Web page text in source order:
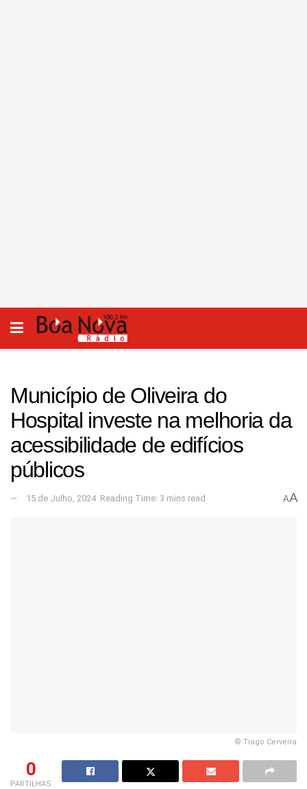
Município de Oliveira do
Hospital investe na melhoria da
acessibilidade de edifícios
públicos
15 de Julho, 2024 Reading Time: 3 mins read AA
© Tiago Cerveira
0
PARTILHAS